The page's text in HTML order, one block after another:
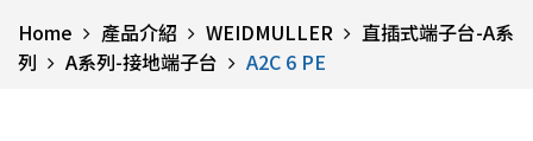
Home 產品介紹 WEIDMULLER
直插式端子台-A系
列
A系列-接地端子台 A2C 6 PE